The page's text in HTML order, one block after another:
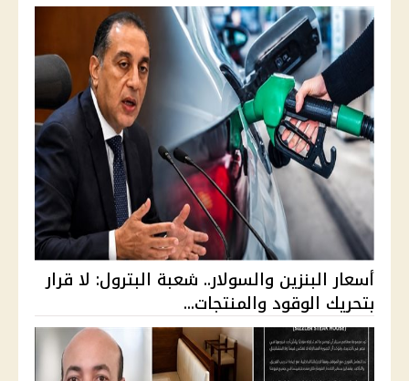
أسعار البنزين والسولار.. شعبة البترول: لا قرار
بتحريك الوقود والمنتجات...